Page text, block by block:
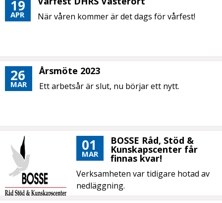
19
APR När våren kommer är det dags för vårfest!
26
MAR
Årsmöte 2023
Ett arbetsår är slut, nu börjar ett nytt.
01
MAR
BOSSE Råd, Stöd &
Kunskapscenter får
finnas kvar!
Verksamheten var tidigare hotad av
nedläggning.